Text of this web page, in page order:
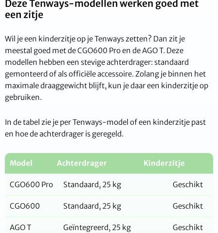
Deze Tenways-modellen werken goed met
een zitje
Wil je een kinderzitje op je Tenways zetten? Dan zit je
meestal goed met de CGO600 Pro en de AGO T. Deze
modellen hebben een stevige achterdrager: standaard
gemonteerd of als officiële accessoire. Zolang je binnen het
maximale draaggewicht blijft, kun je daar een kinderzitje op
gebruiken.
In de tabel zie je per Tenways-model of een kinderzitje past
en hoe de achterdrager is geregeld.
Model Achterdrager Kinderzitje
CGO600 Pro Standaard, 25 kg Geschikt
CGO600 Standaard, 25 kg Geschikt
AGO T Geïntegreerd, 25 kg Geschikt